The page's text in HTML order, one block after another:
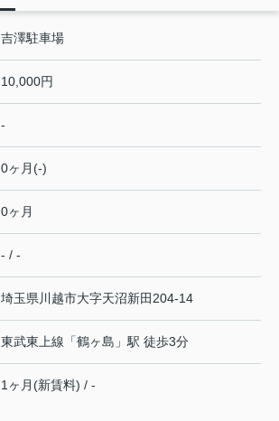
吉澤駐車場
10,000円
-
0ヶ月(-)
0ヶ月
- / -
埼玉県 川越市大字天沼新田 204-14
東武東上線 「鶴ヶ島 」駅 徒歩3分
1ヶ月(新賃料) / -